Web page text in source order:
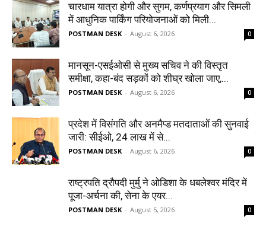
चारधाम यात्रा होगी और सुगम, कर्णप्रयाग और सिमली
में आधुनिक पार्किंग परियोजनाओं को मिली...
POSTMAN DESK - August 6, 2026 0
मानसून-एसईओसी से मुख्य सचिव ने की विस्तृत
समीक्षा, कहा-बंद सड़कों को शीघ्र खोला जाए,...
POSTMAN DESK - August 6, 2026 0
प्रदेश में विसंगति और अनमैप्ड मतदाताओं की सुनवाई
जारी: सीईओ, 24 लाख में से...
POSTMAN DESK - August 6, 2026 0
राष्ट्रपति द्रौपदी मुर्मु ने ओडिशा के धबलेश्वर मंदिर में
पूजा-अर्चना की, सेना के एयर...
POSTMAN DESK - August 5, 2026 0